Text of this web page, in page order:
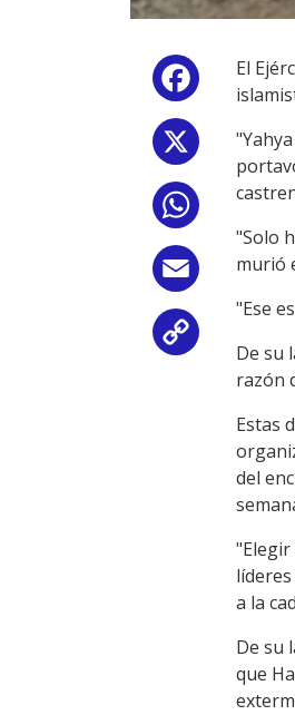
Facebook
Email
Link
El
"Solo
murió
"Ese
De su
razón
Estas
del
"Elegir
a la
De su
que